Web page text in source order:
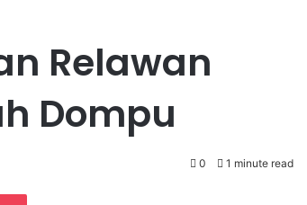
Relawan
Dompu
0 1 minute read
Pocket